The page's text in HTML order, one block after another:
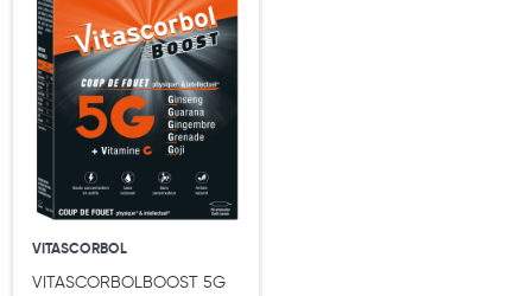
Contention veineuse
Contactologie
Accessoires pieds et semelles
Soins ORL
Douleurs articulaires et musculaires
Anti acariens, anti gale, anti tiques, insectifuges
VITASCORBOL
VITASCORBOLBOOST 5G